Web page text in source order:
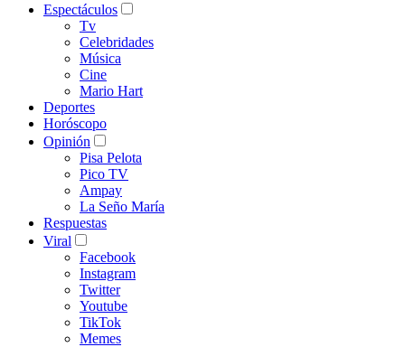
Espectáculos
Tv
Celebridades
Música
Cine
Mario Hart
Deportes
Horóscopo
Opinión
Pisa Pelota
Pico TV
Ampay
La Seño María
Respuestas
Viral
Facebook
Instagram
Twitter
Youtube
TikTok
Memes